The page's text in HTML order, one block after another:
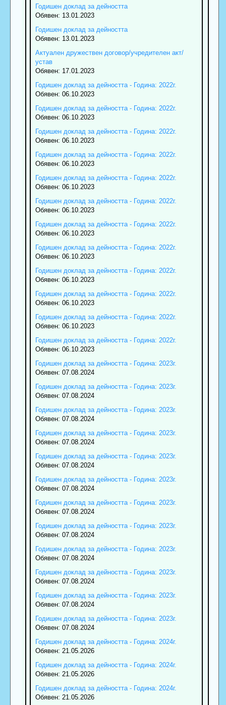
Годишен доклад за дейността
Обявен: 13.01.2023
Годишен доклад за дейността
Обявен: 13.01.2023
Актуален дружествен договор/учредителен акт/
устав
Обявен: 17.01.2023
Годишен доклад за дейността - Година: 2022г.
Обявен: 06.10.2023
Годишен доклад за дейността - Година: 2022г.
Обявен: 06.10.2023
Годишен доклад за дейността - Година: 2022г.
Обявен: 06.10.2023
Годишен доклад за дейността - Година: 2022г.
Обявен: 06.10.2023
Годишен доклад за дейността - Година: 2022г.
Обявен: 06.10.2023
Годишен доклад за дейността - Година: 2022г.
Обявен: 06.10.2023
Годишен доклад за дейността - Година: 2022г.
Обявен: 06.10.2023
Годишен доклад за дейността - Година: 2022г.
Обявен: 06.10.2023
Годишен доклад за дейността - Година: 2022г.
Обявен: 06.10.2023
Годишен доклад за дейността - Година: 2022г.
Обявен: 06.10.2023
Годишен доклад за дейността - Година: 2022г.
Обявен: 06.10.2023
Годишен доклад за дейността - Година: 2022г.
Обявен: 06.10.2023
Годишен доклад за дейността - Година: 2023г.
Обявен: 07.08.2024
Годишен доклад за дейността - Година: 2023г.
Обявен: 07.08.2024
Годишен доклад за дейността - Година: 2023г.
Обявен: 07.08.2024
Годишен доклад за дейността - Година: 2023г.
Обявен: 07.08.2024
Годишен доклад за дейността - Година: 2023г.
Обявен: 07.08.2024
Годишен доклад за дейността - Година: 2023г.
Обявен: 07.08.2024
Годишен доклад за дейността - Година: 2023г.
Обявен: 07.08.2024
Годишен доклад за дейността - Година: 2023г.
Обявен: 07.08.2024
Годишен доклад за дейността - Година: 2023г.
Обявен: 07.08.2024
Годишен доклад за дейността - Година: 2023г.
Обявен: 07.08.2024
Годишен доклад за дейността - Година: 2023г.
Обявен: 07.08.2024
Годишен доклад за дейността - Година: 2023г.
Обявен: 07.08.2024
Годишен доклад за дейността - Година: 2024г.
Обявен: 21.05.2026
Годишен доклад за дейността - Година: 2024г.
Обявен: 21.05.2026
Годишен доклад за дейността - Година: 2024г.
Обявен: 21.05.2026